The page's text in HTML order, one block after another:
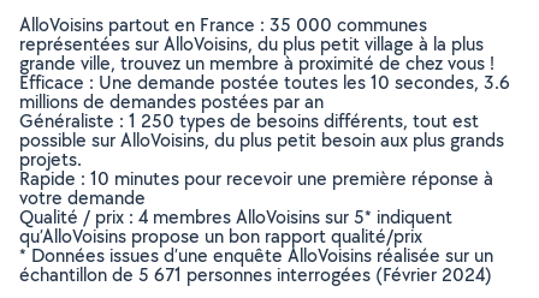
AlloVoisins partout en France : 35 000 communes
représentées sur AlloVoisins, du plus petit village à la plus
grande ville, trouvez un membre à proximité de chez vous !
Efficace : Une demande postée toutes les 10 secondes, 3.6
millions de demandes postées par an
Généraliste : 1 250 types de besoins différents, tout est
possible sur AlloVoisins, du plus petit besoin aux plus grands
projets.
Rapide : 10 minutes pour recevoir une première réponse à
votre demande
Qualité / prix : 4 membres AlloVoisins sur 5* indiquent
qu’AlloVoisins propose un bon rapport qualité/prix
* Données issues d’une enquête AlloVoisins réalisée sur un
échantillon de 5 671 personnes interrogées (Février 2024)